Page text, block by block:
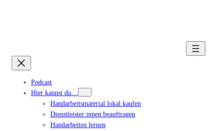
Podcast
Hier kannst du…
Handarbeitsmaterial lokal kaufen
Dienstleister:innen beauftragen
Handarbeiten lernen